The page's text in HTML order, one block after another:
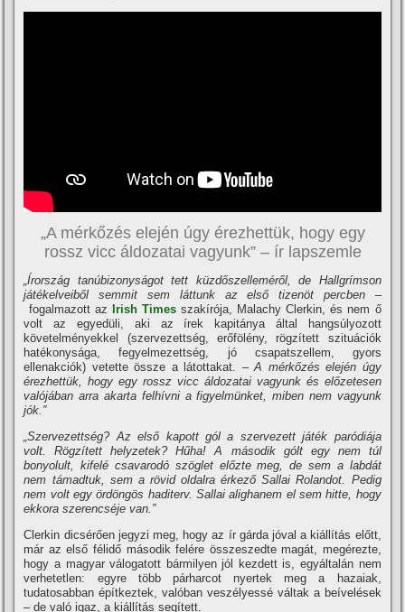
„A mérkőzés elején úgy érezhettük, hogy egy
rossz vicc áldozatai vagyunk” – ír lapszemle
„Írország tanúbizonyságot tett küzdőszelleméről, de Hallgrímson
játékelveiből semmit sem láttunk az első tizenöt percben –
fogalmazott az
Irish Timesszakírója, Malachy Clerkin, és nem ő
volt az egyedüli, aki az írek kapitánya által hangsúlyozott
követelményekkel (szervezettség, erőfölény, rögzített szituációk
hatékonysága, fegyelmezettség, jó csapatszellem, gyors
ellenakciók) vetette össze a látottakat. – A mérkőzés elején úgy
érezhettük, hogy egy rossz vicc áldozatai vagyunk és előzetesen
valójában arra akarta felhívni a figyelmünket, miben nem vagyunk
jók.”
„Szervezettség? Az első kapott gól a szervezett játék paródiája
volt. Rögzített helyzetek? Hűha! A második gólt egy nem túl
bonyolult, kifelé csavarodó szöglet előzte meg, de sem a labdát
nem támadtuk, sem a rövid oldalra érkező Sallai Rolandot. Pedig
nem volt egy ördöngös haditerv. Sallai alighanem el sem hitte, hogy
ekkora szerencséje van.”
Clerkin dicsérően jegyzi meg, hogy az ír gárda jóval a kiállítás előtt,
már az első félidő második felére összeszedte magát, megérezte,
hogy a magyar válogatott bármilyen jól kezdett is, egyáltalán nem
verhetetlen: egyre több párharcot nyertek meg a hazaiak,
tudatosabban építkeztek, valóban veszélyessé váltak a beívelések
– de való igaz, a kiállítás segített.